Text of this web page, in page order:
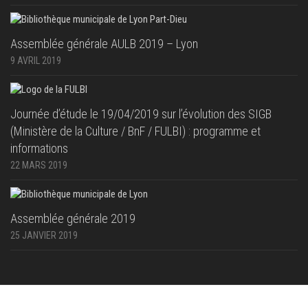
Assemblée générale AULB 2019 – Lyon
9 AVRIL 2019
Journée d’étude le 19/04/2019 sur l’évolution des SIGB
(Ministère de la Culture / BnF / FULBI) : programme et
informations
22 MARS 2019
Assemblée générale 2019
25 JANVIER 2019